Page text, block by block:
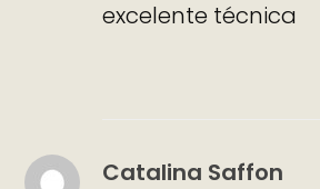
excelente técnica
Catalina Saffon